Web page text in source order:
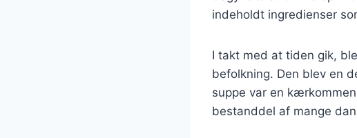
indeholdt ingredienser
I takt med at tiden gik,
befolkning. Den blev en
suppe var en
bestanddel af mange